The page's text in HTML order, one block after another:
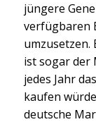
jüngere
verfügbaren
umzusetzen.
ist sogar der
jedes Jahr
kaufen
deutsche